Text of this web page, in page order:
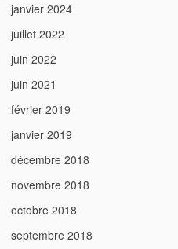
janvier 2024
juillet 2022
juin 2022
juin 2021
février 2019
janvier 2019
décembre 2018
novembre 2018
octobre 2018
septembre 2018